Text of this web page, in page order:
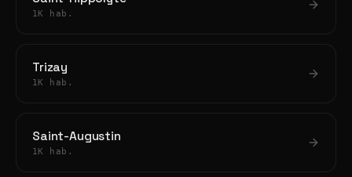
1K hab.
Trizay
1K hab.
Saint-Augustin
1K hab.